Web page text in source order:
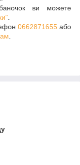
ви можете
.
0662871655 або
.